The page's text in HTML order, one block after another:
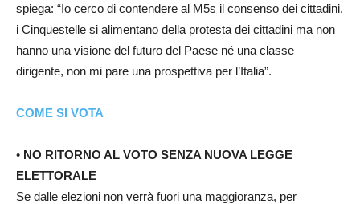
spiega: “Io cerco di contendere al M5s il consenso dei cittadini,
i Cinquestelle si alimentano della protesta dei cittadini ma non
hanno una visione del futuro del Paese né una classe
dirigente, non mi pare una prospettiva per l’Italia”.
COME SI VOTA
• NO RITORNO AL VOTO SENZA NUOVA LEGGE
ELETTORALE
Se dalle elezioni non verrà fuori una maggioranza, per